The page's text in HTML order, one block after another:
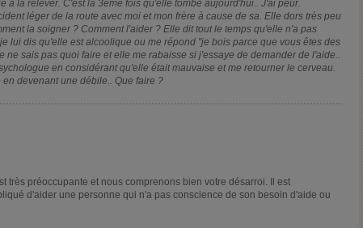
à la relever. C'est la 3eme fois qu'elle tombe aujourd'hui.. J'ai peur.
léger de la route avec moi et mon frère à cause de sa. Elle dors très peu
la soigner ? Comment l'aider ? Elle dit tout le temps qu'elle n'a pas
lui dis qu'elle est alcoolique ou me répond "je bois parce que vous êtes des
ne sais pas quoi faire et elle me rabaisse si j'essaye de demander de l'aide..
en considérant qu'elle était mauvaise et me retourner le cerveau.
devenant une débile.. Que faire ?
très préoccupante et nous comprenons bien votre désarroi. Il est
d'aider une personne qui n'a pas conscience de son besoin d'aide ou